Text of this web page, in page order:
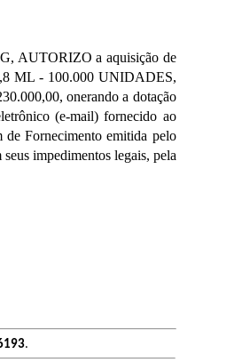
AUTORIZO a aquisição de
ML - 100.000 UNIDADES,
onerando a dotação
(e-mail) fornecido ao
Fornecimento emitida pelo
impedimentos legais, pela
.